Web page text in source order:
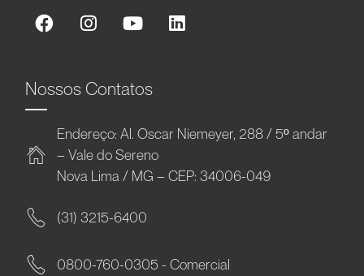
Nossos Contatos
Endereço: Al. Oscar Niemeyer, 288 / 5º andar
– Vale do Sereno
Nova Lima / MG – CEP: 34006-049
(31) 3215-6400
0800-760-0305 - Comercial